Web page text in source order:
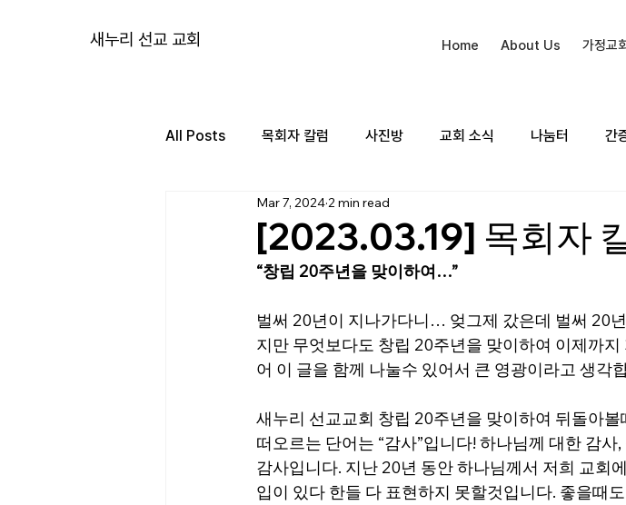
새누리 선교 교회 Home About Us 가정교회
All Posts 목회자 칼럼 사진방 교회 소식 나눔터 간
[2023.03.19] 목회자
Mar 7, 2024 2 min read
“창립 20주년을 맞이하여…”
벌써 20년이 지나가다니… 엊그제 갔은데 벌써 20
지만 무엇보다도 창립 20주년을 맞이하여 이제까
어 이 글을 함께 나눌수 있어서 큰 영광이라고 생각
새누리 선교교회 창립 20주년을 맞이하여 뒤돌아
떠오르는 단어는 “감사”입니다! 하나님께 대한 감
감사입니다. 지난 20년 동안 하나님께서 저희 교회
입이 있다 한들 다 표현하지 못할것입니다. 좋을때